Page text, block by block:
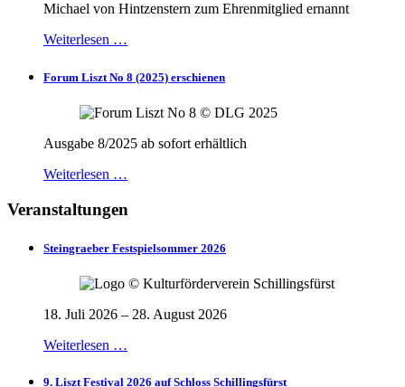
Michael von Hintzenstern zum Ehrenmitglied ernannt
Weiterlesen …
Forum Liszt No 8 (2025) erschienen
Ausgabe 8/2025 ab sofort erhältlich
Weiterlesen …
Veranstaltungen
Steingraeber Festspielsommer 2026
18. Juli 2026 – 28. August 2026
Weiterlesen …
9. Liszt Festival 2026 auf Schloss Schillingsfürst